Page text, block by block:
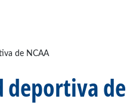
de NCAA
de